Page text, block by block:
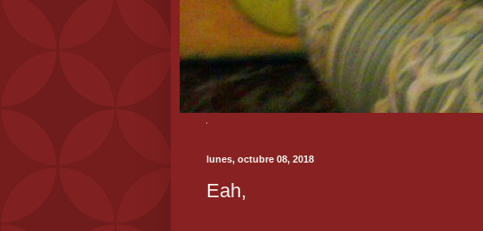
lunes, octubre 08, 2018
Eah,